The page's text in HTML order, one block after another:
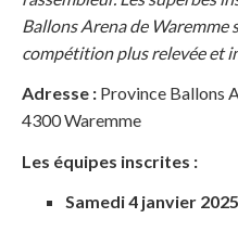
Ballons Arena de Waremme
compétition plus relevée et
Adresse : Province Ballons
4300 Waremme
Les équipes inscrites :
Samedi 4 janvier